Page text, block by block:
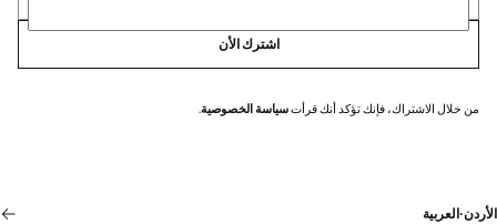
اشترك الأن
من خلال الاشتراك، فإنك تؤكد أنك قرأتسياسة الخصوصية.
الأردن·العربية